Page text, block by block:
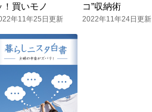
！買いモノ
年11年25日更新
コ”収納術
2022年11年24日更新